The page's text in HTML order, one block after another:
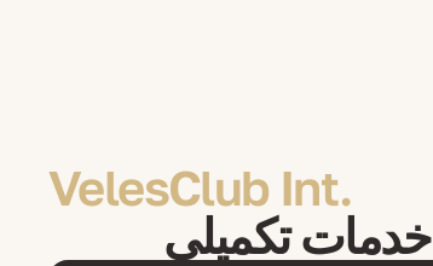
VelesClub Int.
خدمات تکمیلی